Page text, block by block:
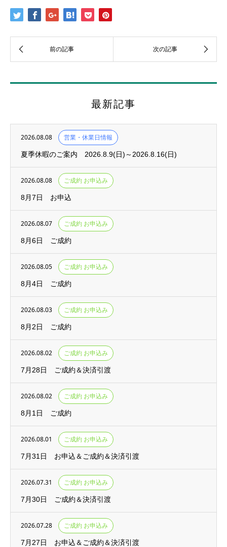
最新記事
2026.08.08 営業・休業日情報
夏季休暇のご案内 2026.8.9(日)～2026.8.16(日)
2026.08.08 ご成約 お申込み
8月7日 お申込
2026.08.07 ご成約 お申込み
8月6日 ご成約
2026.08.05 ご成約 お申込み
8月4日 ご成約
2026.08.03 ご成約 お申込み
8月2日 ご成約
2026.08.02 ご成約 お申込み
7月28日 ご成約＆決済引渡
2026.08.02 ご成約 お申込み
8月1日 ご成約
2026.08.01 ご成約 お申込み
7月31日 お申込＆ご成約＆決済引渡
2026.07.31 ご成約 お申込み
7月30日 ご成約＆決済引渡
2026.07.28 ご成約 お申込み
7月27日 お申込＆ご成約＆決済引渡